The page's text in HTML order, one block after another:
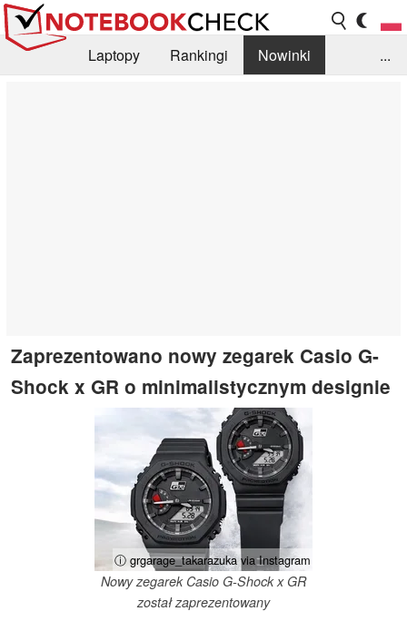
Laptopy Rankingi
Nowinki
...
Zaprezentowano nowy zegarek Casio G-
Shock x GR o minimalistycznym designie
ⓘ grgarage_takarazuka via Instagram
Nowy zegarek Casio G-Shock x GR
został zaprezentowany